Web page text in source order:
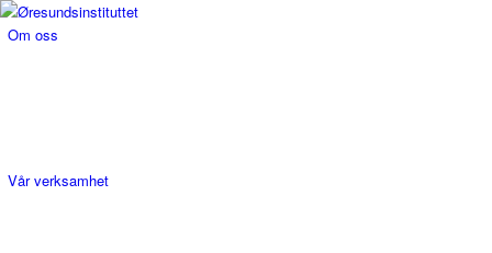
Om oss
Vår verksamhet